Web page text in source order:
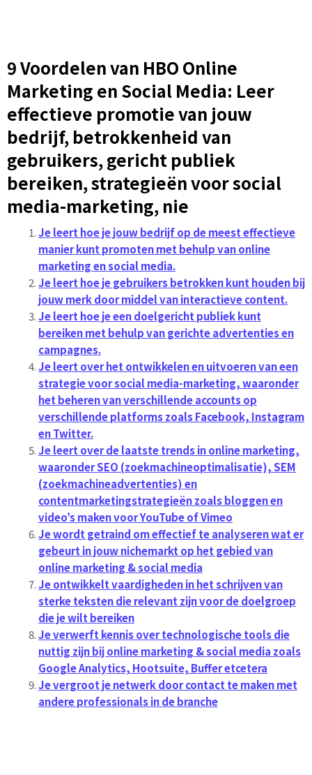
9 Voordelen van HBO Online
Marketing en Social Media: Leer
effectieve promotie van jouw
bedrijf, betrokkenheid van
gebruikers, gericht publiek
bereiken, strategieën voor social
media-marketing, nie
Je leert hoe je jouw bedrijf op de meest effectieve
manier kunt promoten met behulp van online
marketing en social media.
Je leert hoe je gebruikers betrokken kunt houden bij
jouw merk door middel van interactieve content.
Je leert hoe je een doelgericht publiek kunt
bereiken met behulp van gerichte advertenties en
campagnes.
Je leert over het ontwikkelen en uitvoeren van een
strategie voor social media-marketing, waaronder
het beheren van verschillende accounts op
verschillende platforms zoals Facebook, Instagram
en Twitter.
Je leert over de laatste trends in online marketing,
waaronder SEO (zoekmachineoptimalisatie), SEM
(zoekmachineadvertenties) en
contentmarketingstrategieën zoals bloggen en
video’s maken voor YouTube of Vimeo
Je wordt getraind om effectief te analyseren wat er
gebeurt in jouw nichemarkt op het gebied van
online marketing & social media
Je ontwikkelt vaardigheden in het schrijven van
sterke teksten die relevant zijn voor de doelgroep
die je wilt bereiken
Je verwerft kennis over technologische tools die
nuttig zijn bij online marketing & social media zoals
Google Analytics, Hootsuite, Buffer etcetera
Je vergroot je netwerk door contact te maken met
andere professionals in de branche